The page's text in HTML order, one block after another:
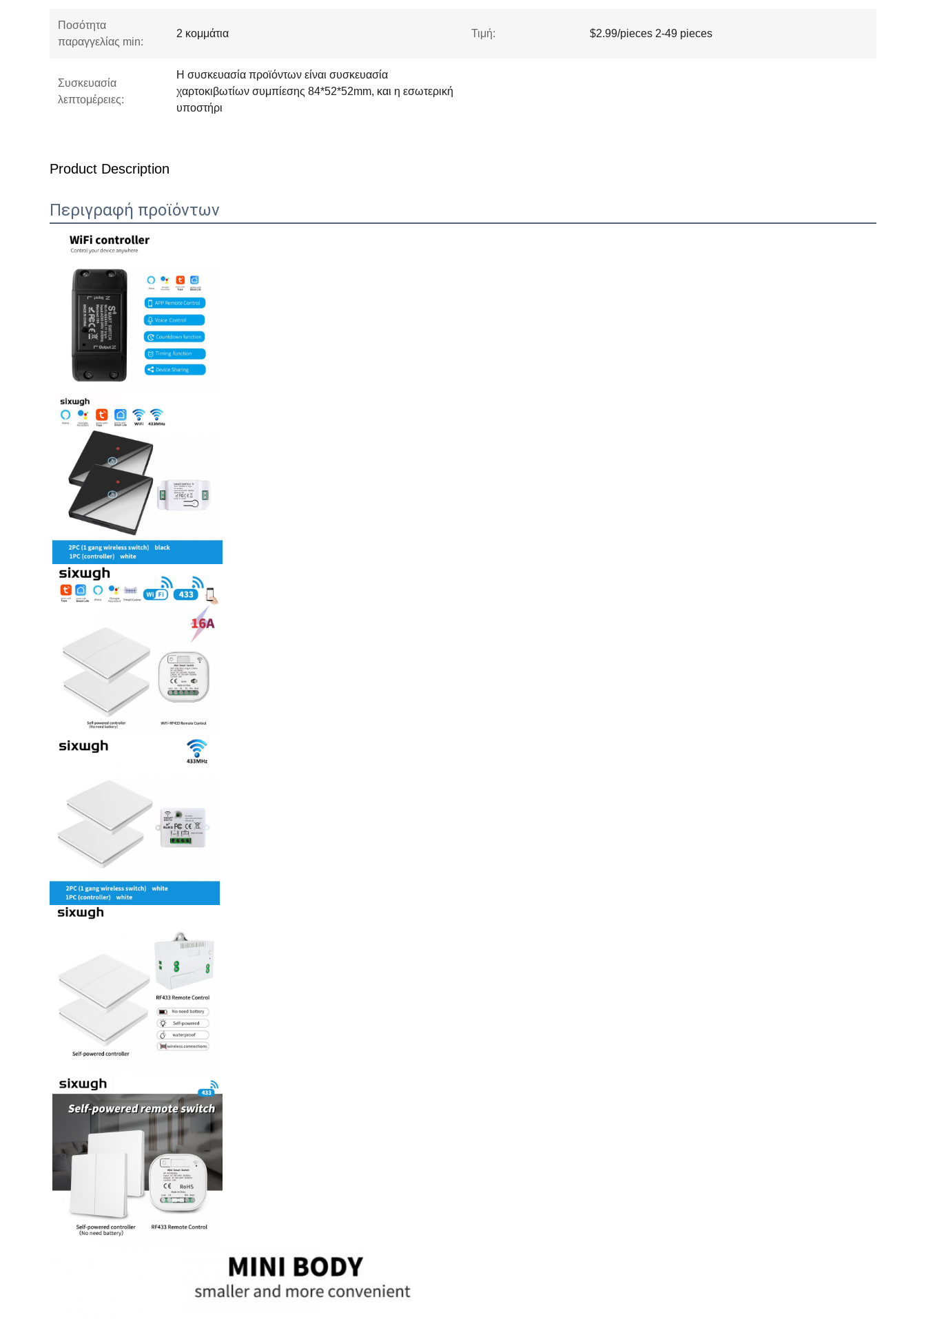
Ποσότητα
παραγγελίας min:
2 κομμάτια Τιμή: $2.99/pieces 2-49 pieces
Συσκευασία
λεπτομέρειες:
Η συσκευασία προϊόντων είναι συσκευασία
χαρτοκιβωτίων συμπίεσης 84*52*52mm, και η εσωτερική
υποστήρι
Product Description
Περιγραφή προϊόντων